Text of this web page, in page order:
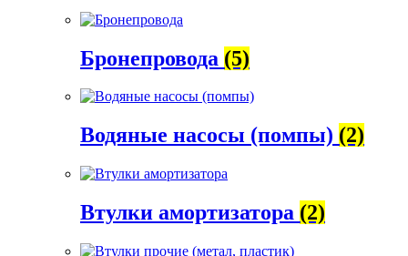
Бронепровода (5)
Водяные насосы (помпы) (2)
Втулки амортизатора (2)